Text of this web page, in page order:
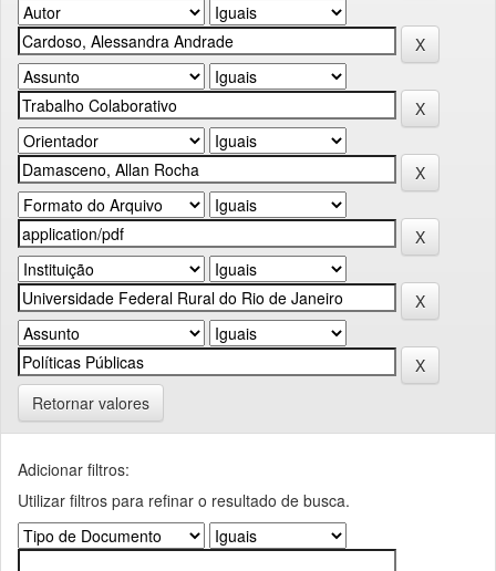
Retornar valores
Adicionar filtros:
Utilizar filtros para refinar o resultado de busca.